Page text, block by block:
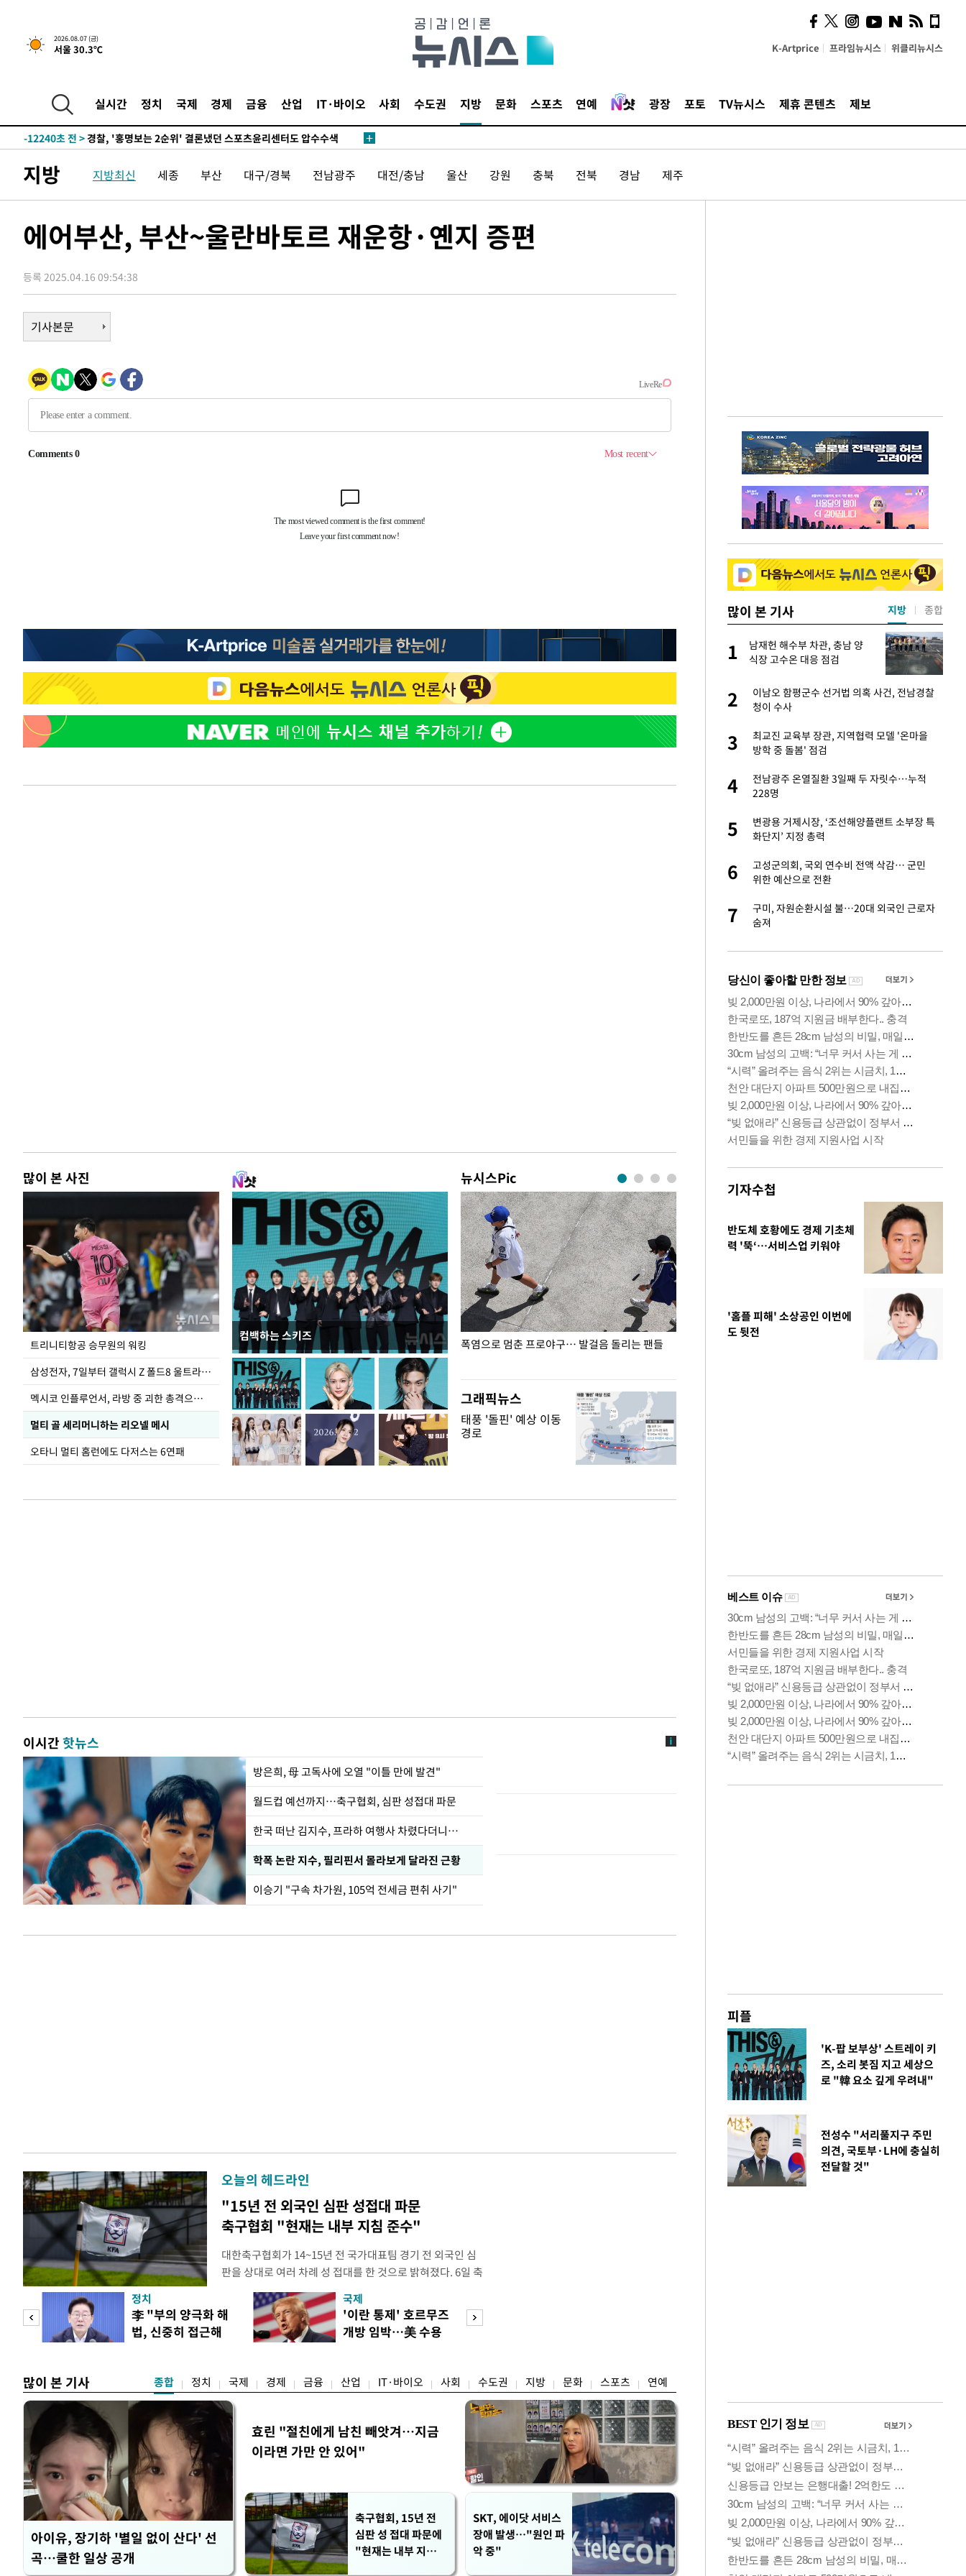
2026.08.07 (금)
서울 30.3℃ K-Artprice 프라임뉴시스 위클리뉴시스
실시간 정치 국제 경제 금융 산업 IT·바이오 사회 수도권 지방 문화 스포츠 연예 광장 포토 TV뉴시스 제휴 콘텐츠 제보
6시간 전 >내일까지 39도 '펄펄'…기상청 "태풍 지나며 폭염 잠시 꺾인다"
-15326초 전 >'월드컵 탈락 후폭풍' 축구협회…11시간 걸린 초유의 압수수색(종
-13555초 전 >
축구협회, 15년 전 심판 성 접대 파문에 "현재는 내부 지침 준수"
-12240초 전 >
36분 전 >[속보]합참 "北 발사체는 단거리탄도미사일…감시·경계태세 강화"
1시간 전 >
[속보] SKT, 에이닷 서비스 장애 발생…"원인 파악 중"
1시간 전 >[속보]합참 "북, 동해상으로 미상 발사체 발사"
1시간 전 > [속보]7~9일 프로야구 3연전도 폭염 취소…11일 재개
1시간 전 >'월드컵 탈락 후폭풍' 축구협회…초유의 압수수색에 '충격·당황'
1시간 전 >서울 낮 37.9도, 올여름 최고치 경신…영등포 순간 '40도'
1시간 전 >[속보]종합특검, 대검 추가 압수수색…내란 중요임무종사 혐의
2시간 전 >[속보]코스닥, 800p 회복…0.26% 오른 801.67 마감
2시간 전 > [속보]원·달러 환율, 0.7원 내린 1423.8원 마감
3시간 전 >"여기 떨어졌다"…다누리, 스페이스X 로켓 달 충돌 흔적 포착
4시간 전 >손흥민, 5경기 연속골 실패…LAFC는 승부차기 끝 과달라하라 격파
-15326초 전 >
축구협회, 15년 전 심판 성 접대 파문에 "현재는 내부 지침 준수"
경찰, '홍명보는 2순위' 결론냈던 스포츠윤리센터도 압수수색
[속보]합참 "北 발사체는 단거리탄도미사일…감시·경계태세 강화"
1시간 전 >
[속보]7~9일 프로야구 3연전도 폭염 취소…11일 재개
1시간 전 >"韓 외환시장 개입 관측 배경엔 美의 대한국 무역적자 있어"
1시간 전 >'월드컵 탈락 후폭풍' 축구협회…초유의 압수수색에 '충격·당황'
1시간 전 >서울 낮 37.9도, 올여름 최고치 경신…영등포 순간 '40도'
1시간 전 > [속보]종합특검, 대검 추가 압수수색…내란 중요임무종사 혐의
2시간 전 >
[속보]코스닥, 800p 회복…0.26% 오른 801.67 마감
2시간 전 >[속보]원·달러 환율, 0.7원 내린 1423.8원 마감
지방 지방최신 세종 부산 대구/경북 전남광주 대전/충남 울산 강원 충북 전북 경남 제주
에어부산, 부산~울란바토르 재운항·옌지 증편
등록 2025.04.16 09:54:38
기사본문
많이 본 사진
트리니티항공 승무원의 워킹
삼성전자, 7일부터 갤럭시 Z 폴드8 울트라·폴드8·플립8 출시
멕시코 인플루언서, 라방 중 괴한 총격으로 사망
멀티 골 세리머니하는 리오넬 메시
오타니 멀티 홈런에도 다저스는 6연패
컴백하는 스키즈
뉴시스Pic
입추 하루 앞둔 전남광주… 열화상 카메라에 담긴
폭염
폭염으로 멈춘 프로야구… 발걸음 돌리는 팬들
이 대통령, '청년 대책 속도 높여야…폭염 문제도 입추 코앞인데
그래픽뉴스
태풍 '돌핀' 예상 이동
경로
이시간핫뉴스
방은희, 母 고독사에 오열 "이틀 만에 발견"
월드컵 예선까지…축구협회, 심판 성접대 파문
한국 떠난 김지수, 프라하 여행사 차렸다더니…
학폭 논란 지수, 필리핀서 몰라보게 달라진 근황
이승기 "구속 차가원, 105억 전세금 편취 사기"
오늘의 헤드라인
"15년 전 외국인 심판 성접대 파문
축구협회 "현재는 내부 지침 준수"
대한축구협회가 14~15년 전 국가대표팀 경기 전 외국인 심
판을 상대로 여러 차례 성 접대를 한 것으로 밝혀졌다. 6일 축
구계에 따르면 국회의 한 의원실은 축구협회가 2011~2012
년 국제심판 10여 명에게 성 접대한 사실을 확인했다. 당시
축구협회는 외국인 심판과 감독관 등 10여 명에게 한 번에
수십만원에서 많게는 100만원이 넘는 돈을 성
정치
李 "부의 양극화 해
법, 신중히 접근해
국제
'이란 통제' 호르무즈
개방 임박…美 수용
많이 본 기사 종합 정치 국제 경제 금융 산업 IT·바이오 사회 수도권 지방 문화 스포츠 연예
아이유, 장기하 '별일 없이 산다' 선
곡…쿨한 일상 공개
효린 "절친에게 남친 빼앗겨…지금
이라면 가만 안 있어"
축구협회, 15년 전
심판 성 접대 파문에
"현재는 내부 지침
SKT, 에이닷 서비스
장애 발생…"원인 파
악 중"
많이 본 기사
아이유, 장기하 '별일 없이 산
다' 선곡…쿨한 일상 공개
2
만 안 있어"
3
축구협회, 15년 전 심판 성 접대 파문에 "현
재는 내부 지침 준수"
4
1
남재헌 해수부 차관, 충남 양
식장 고수온 대응 점검
2
이남오 함평군수 선거법 의혹 사건, 전남경찰
청이 수사
3
최교진 교육부 장관, 지역협력 모델 '온마을
방학 중 돌봄' 점검
4
전남광주 온열질환 3일째 두 자릿수…누적
228명
5
변광용 거제시장, ‘조선해양플랜트 소부장 특
화단지’ 지정 총력
6
고성군의회, 국외 연수비 전액 삭감… 군민
위한 예산으로 전환
7
구미, 자원순환시설 불…20대 외국인 근로자
숨져
지방 종합
기자수첩
반도체 호황에도 경제 기초체
력 '뚝‘…서비스업 키워야
'홈플 피해' 소상공인 이번에
도 뒷전
피플
'K-팝 보부상' 스트레이 키
즈, 소리 봇짐 지고 세상으
로 "韓 요소 깊게 우려내"
전성수 "서리풀지구 주민
의견, 국토부·LH에 충실히
전달할 것"